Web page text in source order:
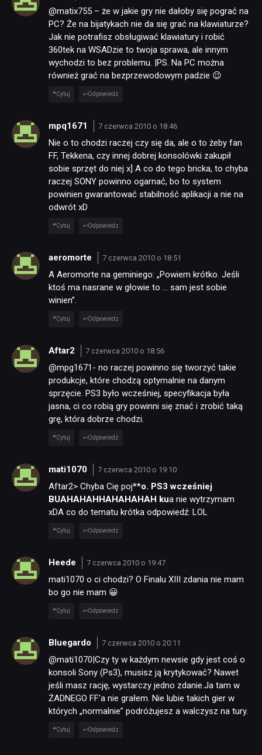
@matix755 – że w jakie gry nie dałoby się pograć na
PC? Że na bijatykach nie da się grać na klawiaturze?
Jak nie potrafisz obsługiwać klawiatury i robić
360tek na WSADzie to twoja sprawa, ale innym
wychodzi to bez problemu. |PS. Na PC można
również grać na bezprzewodowym padzie 😉
Cytuj Odpowiedz
mpq1671 7 czerwca 2010 o 18:46
Nie o to chodzi raczej czy się da, ale o to żeby fan
FF, Tekkena, czy innej dobrej konsolówki zakupił
sobie sprzęt do niej x] A co do tego bricka, to chyba
raczej SONY powinno ogarnać, bo to system
powinien gwarantować stabilność aplikacji a nie na
odwrót xD
Cytuj Odpowiedz
aeromorte 7 czerwca 2010 o 18:51
A Aeromorte na geminiego: „Powiem krótko. Jeśli
ktoś ma nasrane w głowie to … sam jest sobie
winien”.
Cytuj Odpowiedz
Aftar2 7 czerwca 2010 o 18:56
@mpg1671- no raczej powinno się tworzyć takie
produkcje, które chodzą optymalnie na danym
sprzęcie. PS3 było wcześniej, specyfikacja była
jasna, ci co robią gry powinni się znać i zrobić taką
grę, która dobrze chodzi.
Cytuj Odpowiedz
mati1070 7 czerwca 2010 o 19:10
Aftar2> Chyba Cię poj**o. PS3 wcześniej
BUAHAHAHHAHAHAHAH kua nie wytrzymam
xDA co do tematu krótka odpowiedź: LOL
Cytuj Odpowiedz
Heede 7 czerwca 2010 o 19:47
mati1070 o ci chodzi? O Finalu XIII zdania nie mam
bo go nie mam 😀
Cytuj Odpowiedz
Bluegardo 7 czerwca 2010 o 20:11
@mati1070|Czy ty w każdym newsie gdy jest coś o
konsoli Sony (Ps3), musisz ją krytykować? Nawet
jeśli masz rację, wystarczy jedno zdanie.Ja tam w
ŻADNEGO FF’a nie grałem. Nie lubie takich gier w
których „normalnie” podróżujesz a walczysz na tury.
Cytuj Odpowiedz